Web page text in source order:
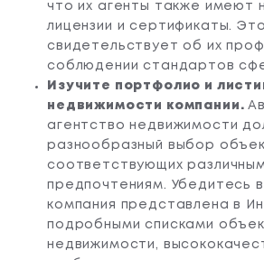
что их агенты также имеют
лицензии и сертификаты. Это
свидетельствует об их
соблюдении стандартов
Изучите портфолио и
недвижимости компании.
агентство недвижимости
разнообразный выбор
соответствующих
предпочтениям. Убедитесь
компания представлена в
подробными списками
недвижимости,